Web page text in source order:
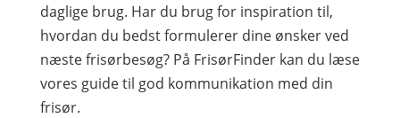
daglige brug. Har du brug for inspiration til,
hvordan du bedst formulerer dine ønsker ved
næste frisørbesøg? På FrisørFinder kan du læse
vores guide til god kommunikation med din
frisør.